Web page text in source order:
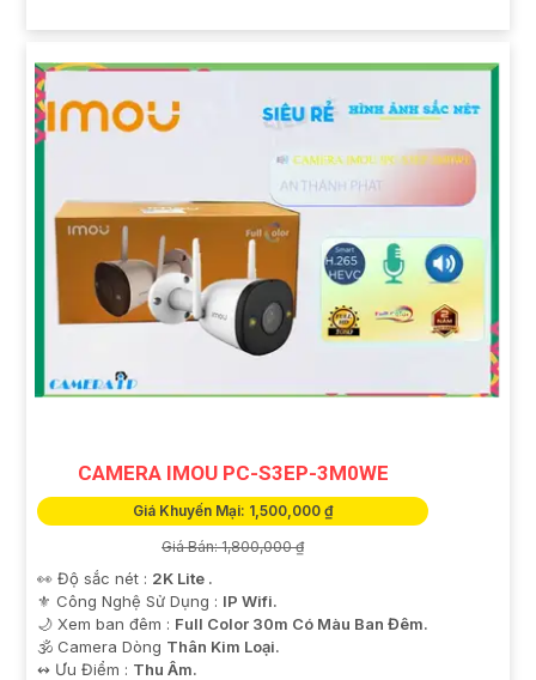
CAMERA IMOU PC-S3EP-3M0WE
Giá Khuyến Mại: 1,500,000 ₫
Giá Bán: 1,800,000 ₫
👀 Độ sắc nét : 2K Lite .
⚜️ Công Nghệ Sử Dụng : IP Wifi.
🌙 Xem ban đêm : Full Color 30m Có Màu Ban Đêm.
🕉️ Camera Dòng Thân Kim Loại.
️↭ Ưu Điểm : Thu Âm.